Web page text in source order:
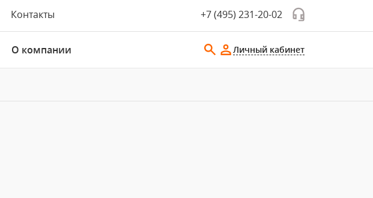
Контакты +7 (495) 231-20-02
О компании Личный кабинет